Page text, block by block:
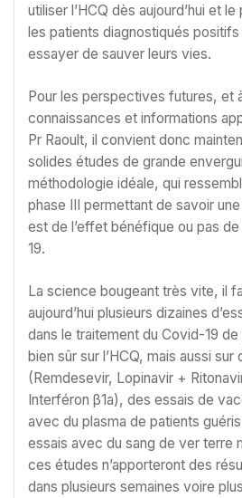
utiliser l’HCQ dès aujourd’hui et
les patients diagnostiqués
essayer de sauver leurs vies.
Pour les perspectives futures, et
connaissances et informations
Pr Raoult, il convient donc
solides études de grande
méthodologie idéale, qui
phase III permettant de savoir
est de l’effet bénéfique ou pas de
19.
La science bougeant très vite, il
aujourd’hui plusieurs dizaines
dans le traitement du Covid-19
bien sûr sur l’HCQ, mais aussi sur
(Remdesevir, Lopinavir +
Interféron β1a), des essais de
avec du plasma de patients
essais avec du sang de ver terre
ces études n’apporteront des
dans plusieurs semaines voire